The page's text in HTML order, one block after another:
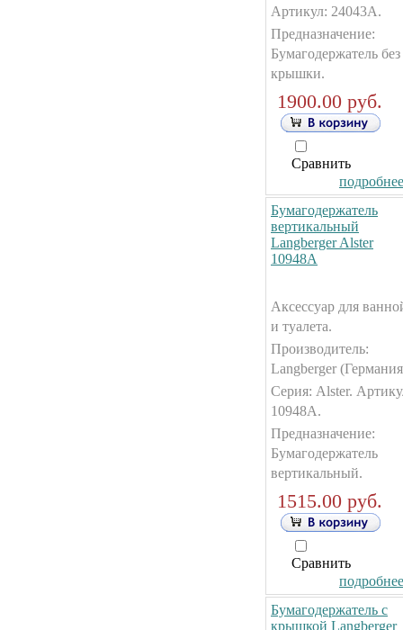
Артикул: 24043А.
Предназначение:
Бумагодержатель без
крышки.
1900.00 руб.
Сравнить
Бумагодержатель
вертикальный
Langberger Alster
10948А
Аксессуар для
и туалета.
Производитель:
Langberger
Серия: Alster.
10948А.
Предназначение:
Бумагодержатель
вертикальный.
1515.00 руб.
Сравнить
Бумагодержатель с
крышкой Langberger